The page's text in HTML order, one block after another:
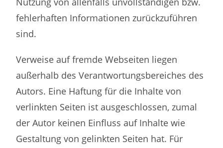
fehlerhaften Informationen zurückzuführen
sind.
Verweise auf fremde Webseiten liegen
außerhalb des Verantwortungsbereiches des
Autors. Eine Haftung für die Inhalte von
verlinkten Seiten ist ausgeschlossen, zumal
der Autor keinen Einfluss auf Inhalte wie
Gestaltung von gelinkten Seiten hat. Für